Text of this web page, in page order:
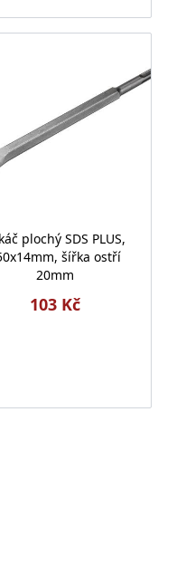
plochý SDS PLUS,
šířka ostří
20mm
103 Kč